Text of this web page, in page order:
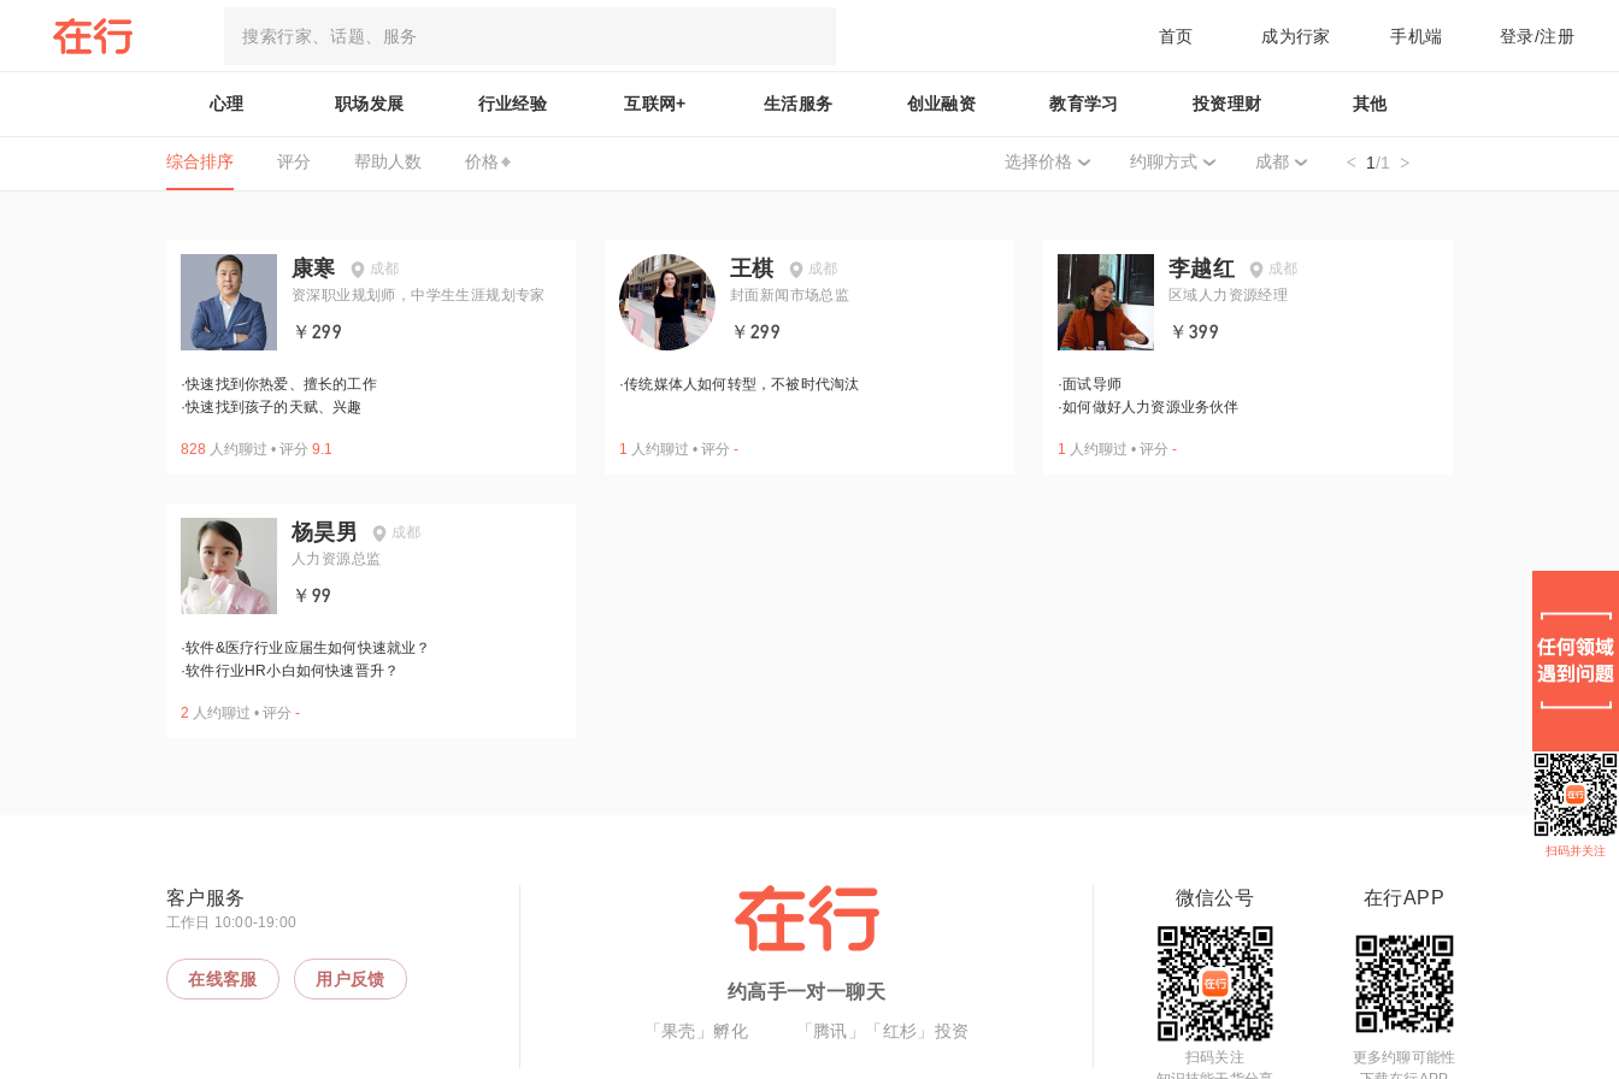
首页 成为行家 手机端 登录/注册
心理 职场发展 行业经验 互联网+ 生活服务 创业融资 教育学习 投资理财 其他
综合排序 评分 帮助人数 价格 选择价格 约聊方式 成都 1/1
康寒
成都
资深职业规划师，中学生生涯规划专家
￥299
·快速找到你热爱、擅长的工作
·快速找到孩子的天赋、兴趣
828 人约聊过 • 评分 9.1
王棋
成都
封面新闻市场总监
￥299
·传统媒体人如何转型，不被时代淘汰
1 人约聊过 • 评分 -
李越红
成都
区域人力资源经理
￥399
·面试导师
·如何做好人力资源业务伙伴
1 人约聊过 • 评分 -
杨昊男
成都
人力资源总监
￥99
·软件&医疗行业应届生如何快速就业？
·软件行业HR小白如何快速晋升？
2 人约聊过 • 评分 -
扫码并关注
客户服务
工作日 10:00-19:00
在线客服 用户反馈
约高手一对一聊天
「果壳」孵化 「腾讯」「红杉」投资
微信公号
扫码关注
在行APP
更多约聊可能性